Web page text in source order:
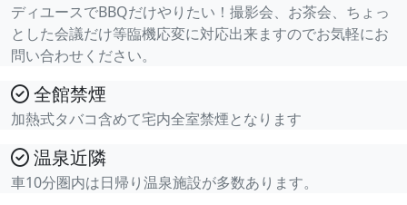
ディユースでBBQだけやりたい！撮影会、お茶会、ちょっ
とした会議だけ等臨機応変に対応出来ますのでお気軽にお
問い合わせください。
全館禁煙
加熱式タバコ含めて宅内全室禁煙となります
温泉近隣
車10分圏内は日帰り温泉施設が多数あります。